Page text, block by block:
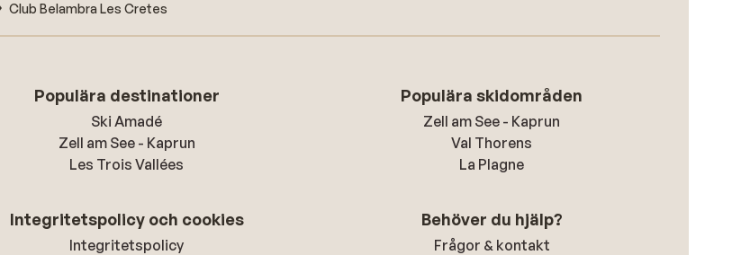
Club Belambra Les Cretes
Populära destinationer
Ski Amadé
Zell am See - Kaprun
Les Trois Vallées
Populära skidområden
Zell am See - Kaprun
Val Thorens
La Plagne
Integritetspolicy och cookies
Integritetspolicy
Behöver du hjälp?
Frågor & kontakt